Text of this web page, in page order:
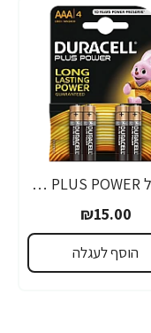
דורסל PLUS POWER סוללות AAA אריזת 4 יחידות - מבית Duracell
₪15.00
הוסף לעגלה